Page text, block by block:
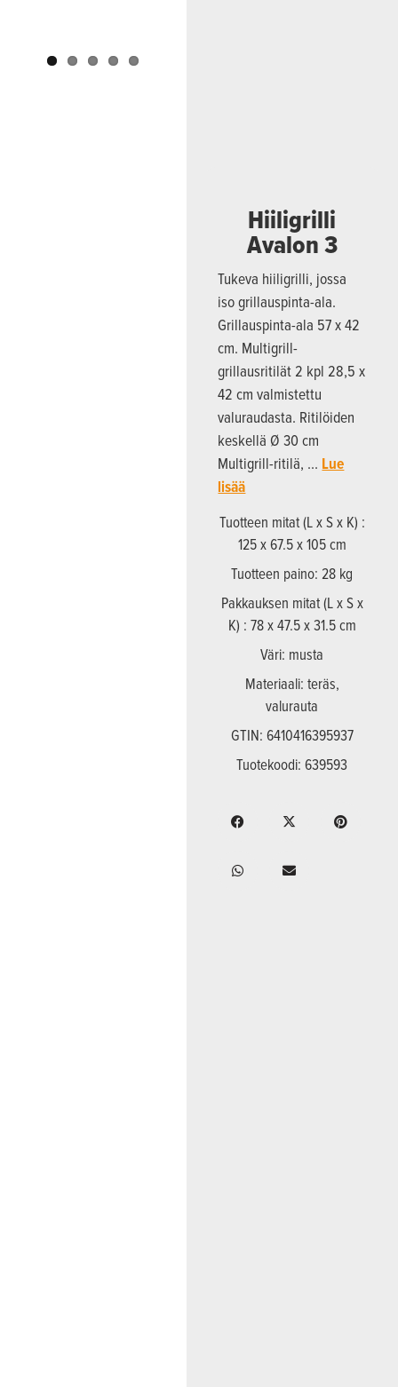
Hiiligrilli
Avalon 3
Tukeva hiiligrilli, jossa
iso grillauspinta-ala.
Grillauspinta-ala 57 x 42
cm. Multigrill-
grillausritilät 2 kpl 28,5 x
42 cm valmistettu
valuraudasta. Ritilöiden
keskellä Ø 30 cm
Multigrill-ritilä, … Lue
lisää
Tuotteen mitat (L x S x K) :
125 x 67.5 x 105 cm
Tuotteen paino: 28 kg
Pakkauksen mitat (L x S x
K) : 78 x 47.5 x 31.5 cm
Väri: musta
Materiaali: teräs,
valurauta
GTIN: 6410416395937
Tuotekoodi: 639593